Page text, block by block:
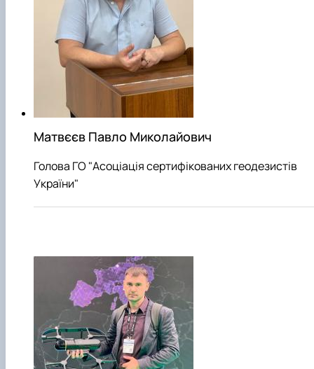
Матвєєв Павло Миколайович
Голова ГО "Асоціація сертифікованих геодезистів
України"